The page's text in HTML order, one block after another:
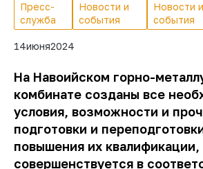
Пресс-
служба
Новости и
события
Новости и
события
14июня2024
На Навоийском горно-
комбинате созданы все
условия, возможности и
подготовки и
повышения их квалификации,
совершенствуется в